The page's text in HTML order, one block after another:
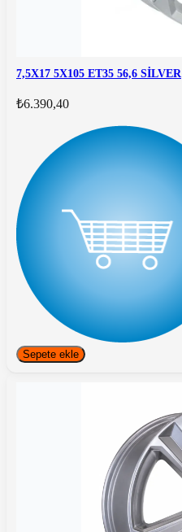
7,5X17 5X105 ET35 56,6 SİLVER
₺6.390,40
Sepete ekle